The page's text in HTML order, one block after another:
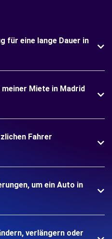
für eine lange Dauer in
Miete in Madrid
Fahrer
um ein Auto in
verlängern oder